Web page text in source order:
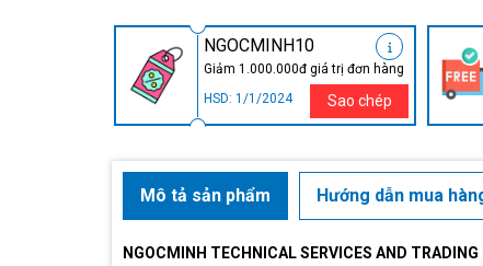
NGOCMINH10
Giảm 1.000.000đ giá trị đơn hàng
HSD: 1/1/2024
Sao chép
Mô tả sản phẩm Hướng dẫn mua
NGOCMINH TECHNICAL SERVICES AND